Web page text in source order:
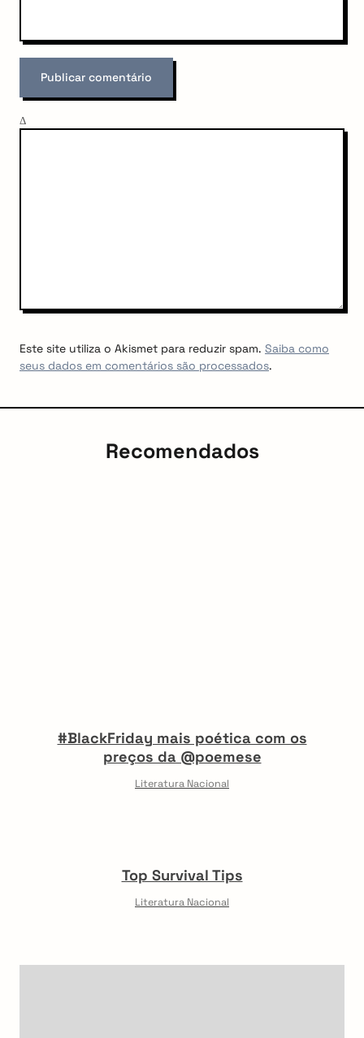
Δ
Este site utiliza o Akismet para reduzir spam. Saiba como
seus dados em comentários são processados.
Recomendados
#BlackFriday mais poética com os
preços da @poemese
Literatura Nacional
Top Survival Tips
Literatura Nacional